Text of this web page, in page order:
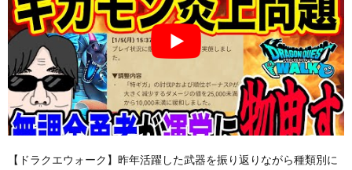
【ドラクエウォーク】昨年活躍した武器を振り返りながら種類別に